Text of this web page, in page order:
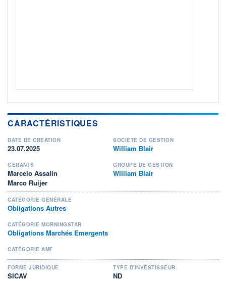
CARACTÉRISTIQUES
DATE DE CRÉATION
23.07.2025
SOCIÉTÉ DE GESTION
William Blair
GÉRANTS
Marcelo Assalin
Marco Ruijer
GROUPE DE GESTION
William Blair
CATÉGORIE GÉNÉRALE
Obligations Autres
CATÉGORIE MORNINGSTAR
Obligations Marchés Emergents
CATÉGORIE AMF
FORME JURIDIQUE
SICAV
TYPE D'INVESTISSEUR
ND